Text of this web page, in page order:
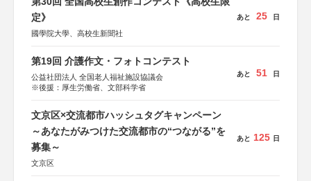
定》
國學院大學、高校生新聞社
あと 25 日
第19回 介護作文・フォトコンテスト
公益社団法人 全国老人福祉施設協議会
※後援：厚生労働省、文部科学省
あと 51 日
文京区×交流都市ハッシュタグキャンペーン
～あなたがみつけた交流都市の“つながる”を
募集～
文京区
あと 125 日